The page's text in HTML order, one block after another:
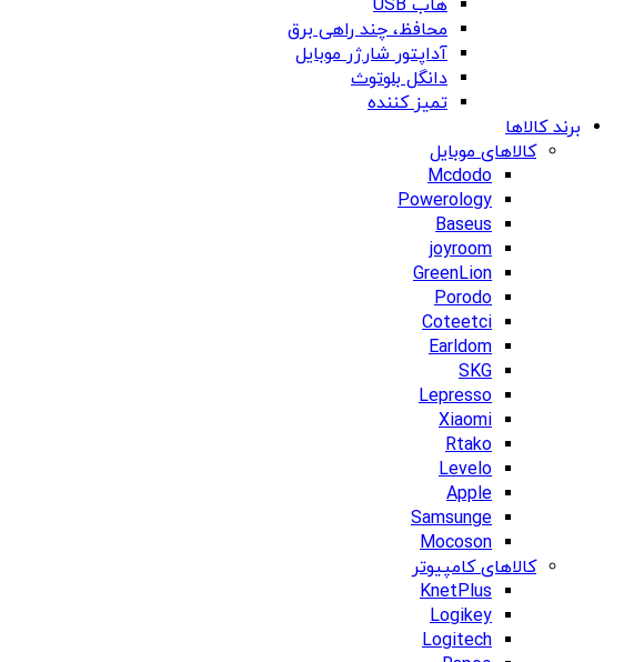
هاب USB
محافظ، چند راهی برق
آداپتور شارژر موبایل
دانگل بلوتوث
تمیز کننده
برند کالاها
کالاهای موبایل
Mcdodo
Powerology
Baseus
joyroom
GreenLion
Porodo
Coteetci
Earldom
SKG
Lepresso
Xiaomi
Rtako
Levelo
Apple
Samsunge
Mocoson
کالاهای کامپیوتر
KnetPlus
Logikey
Logitech